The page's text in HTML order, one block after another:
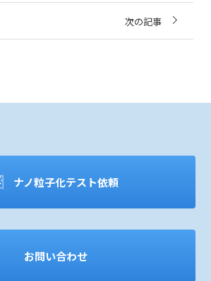
次の記事
ナノ粒子化テスト依頼
お問い合わせ